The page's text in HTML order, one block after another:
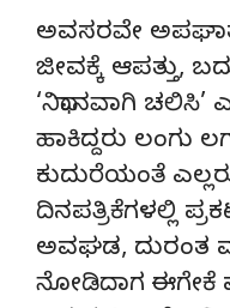
ಅವಸರವೇ
ಜೀವಕ್ಕೆ ಆಪತ್ತು,
‘ನಿಧಾನವಾಗಿ
ಹಾಕಿದ್ದರು ಲಂಗು
ಕುದುರೆಯಂತೆ
ದಿನಪತ್ರಿಕೆಗಳಲ್ಲಿ
ಅವಘಡ, ದುರಂತ
ನೋಡಿದಾಗ ಈಗೇಕೆ